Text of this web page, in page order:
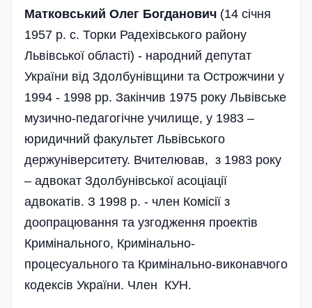
Матковський Олег Богданович (14 січня
1957 р. с. Торки Радехівського району
Львівської області) - народний депутат
України від Здолбунівщини та Острожчини у
1994 - 1998 рр. Закінчив 1975 року Львівське
музично-педагогічне училище, у 1983 –
юридичний факультет Львівського
держуніверситету. Вчителював, з 1983 року
– адвокат Здолбунівської асоціації
адвокатів. З 1998 р. - член Комісії з
доопрацювання та узгодження проектів
Кримінального, Кримінально-
процесуального та Кримінально-виконавчого
кодексів України. Член КУН.